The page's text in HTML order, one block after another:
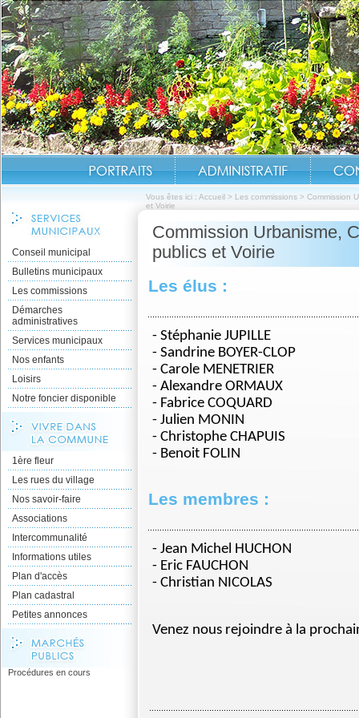
Vous êtes ici : Accueil > Les commissions > Commission
et Voirie
Conseil municipal
Bulletins municipaux
Les commissions
Démarches
administratives
Services municipaux
Nos enfants
Loisirs
Notre foncier disponible
1ère fleur
Les rues du village
Nos savoir-faire
Associations
Intercommunalité
Informations utiles
Plan d'accès
Plan cadastral
Petites annonces
Procédures en cours
Commission Urbanisme,
publics et Voirie
Les élus :
- Stéphanie JUPILLE
- Sandrine BOYER-CLOP
- Carole MENETRIER
- Alexandre ORMAUX
- Fabrice COQUARD
- Julien MONIN
- Christophe CHAPUIS
- Benoit FOLIN
Les membres :
- Jean Michel HUCHON
- Eric FAUCHON
- Christian NICOLAS
Venez nous rejoindre à la